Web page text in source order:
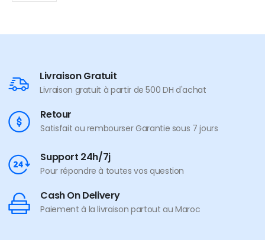
Livraison Gratuit
Livraison gratuit à partir de 500 DH d'achat
Retour
Satisfait ou rembourser Garantie sous 7 jours
Support 24h/7j
Pour répondre à toutes vos question
Cash On Delivery
Paiement à la livraison partout au Maroc